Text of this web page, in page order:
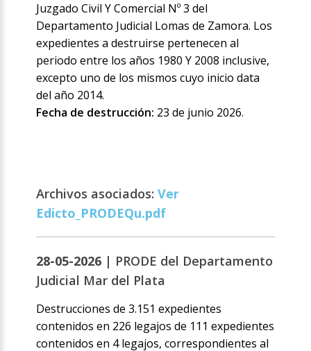
Juzgado Civil Y Comercial Nº 3 del
Departamento Judicial Lomas de Zamora. Los
expedientes a destruirse pertenecen al
periodo entre los años 1980 Y 2008 inclusive,
excepto uno de los mismos cuyo inicio data
del año 2014.
Fecha de destrucción: 23 de junio 2026.
Archivos asociados:Ver
Edicto_PRODEQu.pdf
28-05-2026 | PRODE del Departamento
Judicial Mar del Plata
Destrucciones de 3.151 expedientes
contenidos en 226 legajos de 111 expedientes
contenidos en 4 legajos, correspondientes al